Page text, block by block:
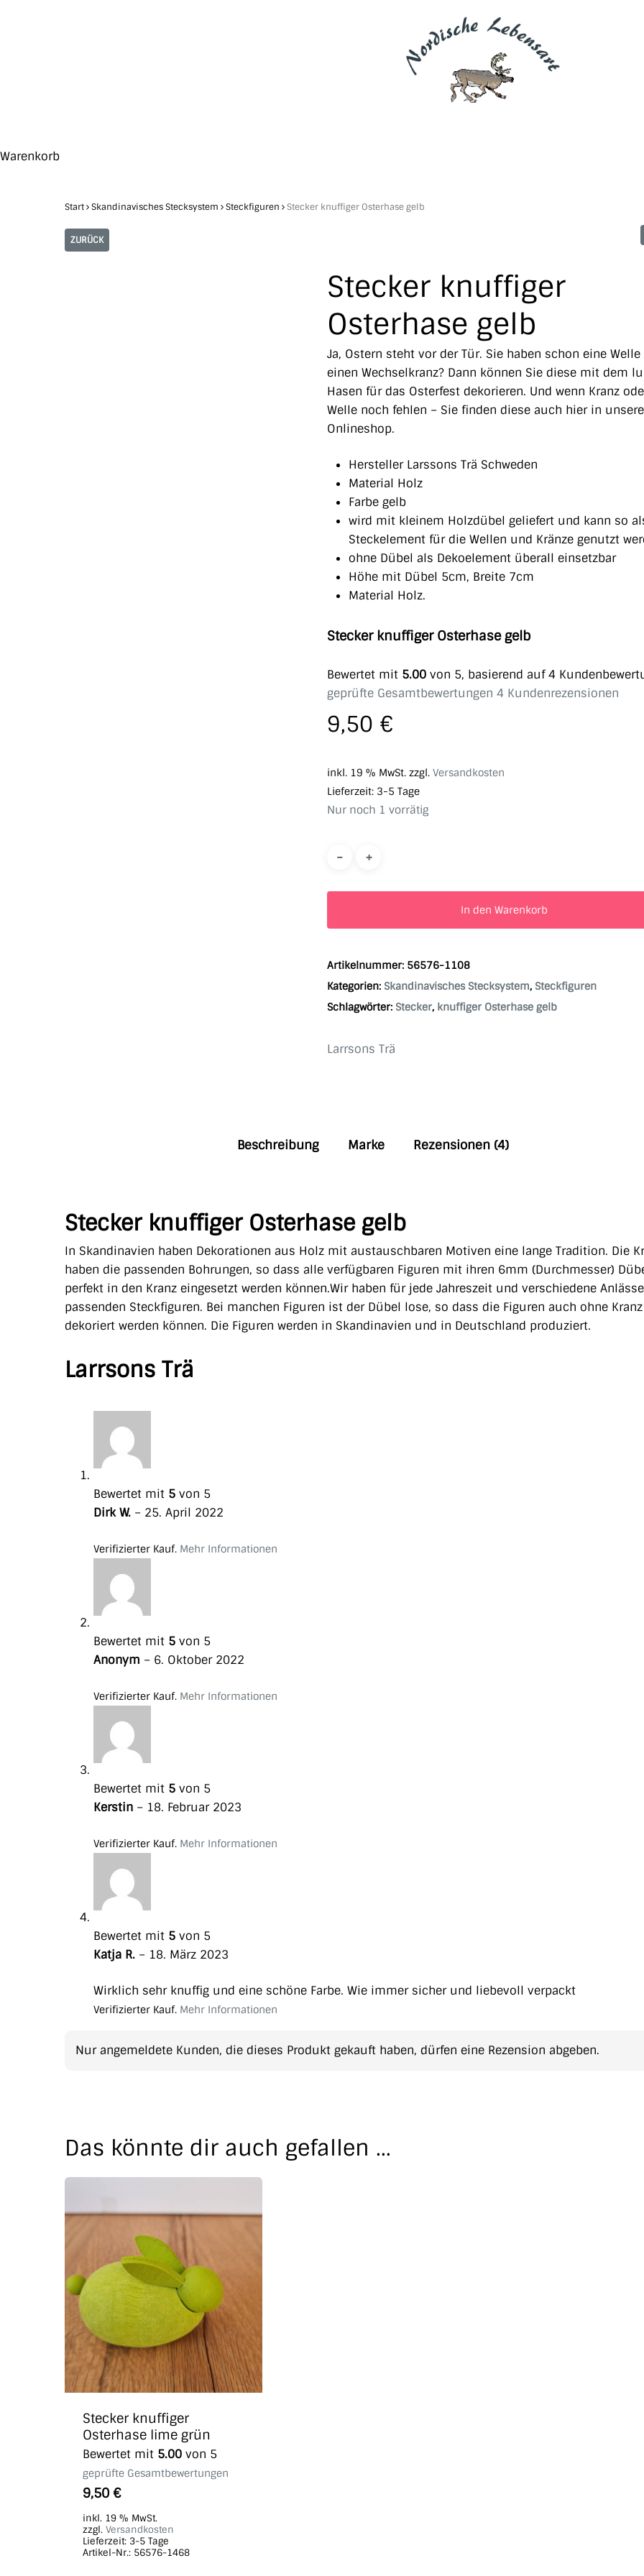
WarenkorbClose
Start Skandinavisches Stecksystem Steckfiguren Stecker knuffiger Osterhase gelb
ZURÜCK
Stecker knuffiger
Osterhase gelb
Ja, Ostern steht vor der Tür. Sie haben schon eine Welle
einen Wechselkranz? Dann können Sie diese mit dem
Hasen für das Osterfest dekorieren. Und wenn Kranz
Welle noch fehlen – Sie finden diese auch hier in
Onlineshop.
Hersteller Larssons Trä Schweden
Material Holz
Farbe gelb
wird mit kleinem Holzdübel geliefert und kann so
Steckelement für die Wellen und Kränze genutzt
ohne Dübel als Dekoelement überall einsetzbar
Höhe mit Dübel 5cm, Breite 7cm
Material Holz.
Stecker knuffiger Osterhase gelb
Bewertet mit 5.00 von 5, basierend auf4
geprüfte Gesamtbewertungen 4 Kundenrezensionen
9,50 €
inkl. 19 % MwSt. zzgl. Versandkosten
Lieferzeit: 3-5 Tage
Nur noch 1 vorrätig
In den Warenkorb
Artikelnummer: 56576-1108
Kategorien: Skandinavisches Stecksystem, Steckfiguren
Schlagwörter: Stecker, knuffiger Osterhase gelb
Larrsons Trä
Beschreibung Marke Rezensionen (4)
Stecker knuffiger Osterhase gelb
In Skandinavien haben Dekorationen aus Holz mit austauschbaren Motiven eine lange Tradition. Die
haben die passenden Bohrungen, so dass alle verfügbaren Figuren mit ihren 6mm (Durchmesser)
perfekt in den Kranz eingesetzt werden können.Wir haben für jede Jahreszeit und verschiedene
passenden Steckfiguren. Bei manchen Figuren ist der Dübel lose, so dass die Figuren auch ohne Kranz
dekoriert werden können. Die Figuren werden in Skandinavien und in Deutschland produziert.
Larrsons Trä
Bewertet mit 5 von 5
Dirk W. – 25. April 2022
Verifizierter Kauf. Mehr Informationen
Bewertet mit 5 von 5
Anonym – 6. Oktober 2022
Verifizierter Kauf. Mehr Informationen
Bewertet mit 5 von 5
Kerstin – 18. Februar 2023
Verifizierter Kauf. Mehr Informationen
Bewertet mit 5 von 5
Katja R. – 18. März 2023
Wirklich sehr knuffig und eine schöne Farbe. Wie immer sicher und liebevoll verpackt
Verifizierter Kauf. Mehr Informationen
Nur angemeldete Kunden, die dieses Produkt gekauft haben, dürfen eine Rezension abgeben.
Das könnte dir auch gefallen …
Stecker knuffiger
Osterhase lime grün
Bewertet mit 5.00 von 5
geprüfte Gesamtbewertungen
9,50 €
inkl. 19 % MwSt.
zzgl. Versandkosten
Lieferzeit: 3-5 Tage
Artikel-Nr.: 56576-1468